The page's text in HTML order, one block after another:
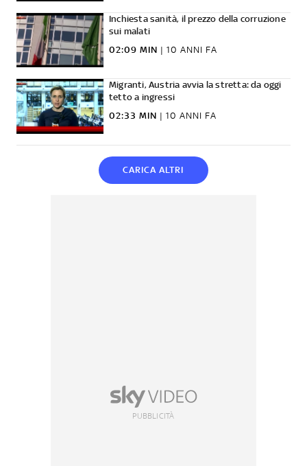
Inchiesta sanità, il prezzo della corruzione
sui malati
02:09 MIN | 10 ANNI FA
Migranti, Austria avvia la stretta: da oggi
tetto a ingressi
02:33 MIN | 10 ANNI FA
CARICA ALTRI
PUBBLICITÀ